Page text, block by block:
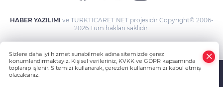
HABER YAZILIMI ve TURKTICARET.NET projesidir Copyright© 2006-
2026 Tüm hakları saklıdır.
Sizlere daha iyi hizmet sunabilmek adına sitemizde çerez
konumlandırmaktayız. Kişisel verileriniz, KVKK ve GDPR kapsamında
toplanıp işlenir. Sitemizi kullanarak, çerezleri kullanmamızı kabul etmiş
olacaksınız.